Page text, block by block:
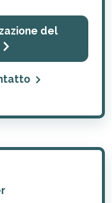
del